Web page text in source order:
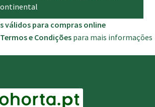
válidos para compras online
Termos e Condições para mais informações